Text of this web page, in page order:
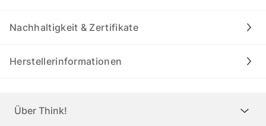
Nachhaltigkeit & Zertifikate
Herstellerinformationen
Über Think!